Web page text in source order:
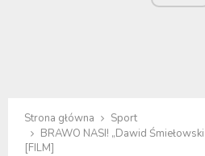
Strona główna
Sport
BRAWO NASI! „Dawid
[FILM]